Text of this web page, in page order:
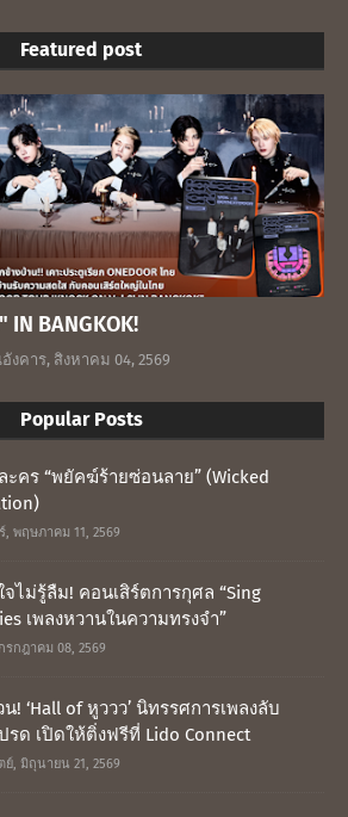
Featured post
IN BANGKOK!
งคาร, สิงหาคม 04, 2569
Popular Posts
ะคร “พยัคฆ์ร้ายซ่อนลาย” (Wicked
, พฤษภาคม 11, 2569
ไม่รู้ลืม! คอนเสิร์ตการกุศล “Sing
เพลงหวานในความทรงจำ”
รกฎาคม 08, 2569
! ‘Hall of หูววว’ นิทรรศการเพลงลับ
ด เปิดให้ติ่งฟรีที่ Lido Connect
ย์, มิถุนายน 21, 2569